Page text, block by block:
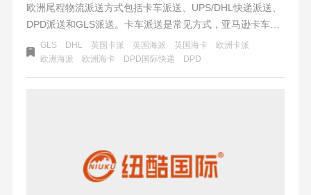
欧洲尾程物流派送方式包括卡车派送、UPS/DHL快递派送、
DPD派送和GLS派送。卡车派送是常见方式，亚马逊卡车派
送和第三方卡车派送可选择。UPS/DHL快递服务好但价格
高。DPD派送适用于英国和德国，速度快但丢件率高。GLS
是德国区域性快递公司。根据需求选择合适方式，确保货物
GLS DHL 英国卡派 英国海派 英国海卡
欧洲卡派
欧洲海派
欧洲海卡 DPD国际快递 DPD